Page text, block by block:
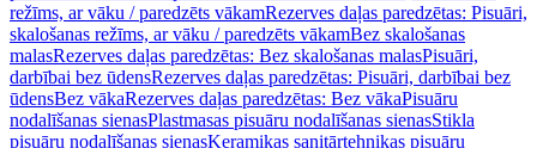
režīms, ar vāku / paredzēts vākamRezerves daļas paredzētas: Pisuāri,
skalošanas režīms, ar vāku / paredzēts vākamBez skalošanas
malasRezerves daļas paredzētas: Bez skalošanas malasPisuāri,
darbībai bez ūdensRezerves daļas paredzētas: Pisuāri, darbībai bez
ūdensBez vākaRezerves daļas paredzētas: Bez vākaPisuāru
nodalīšanas sienasPlastmasas pisuāru nodalīšanas sienasStikla
pisuāru nodalīšanas sienasKeramikas sanitārtehnikas pisuāru